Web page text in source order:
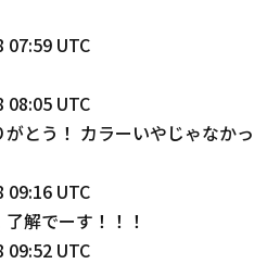
07:59 UTC
08:05 UTC
とう！ カラーいやじゃなかっ
09:16 UTC
解でーす！！！
09:52 UTC